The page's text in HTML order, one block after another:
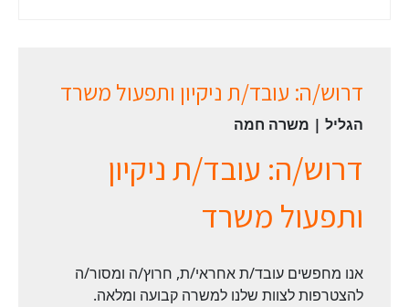
דרוש/ה: עובד/ת ניקיון ותפעול משרד
הגליל | משרה חמה
דרוש/ה: עובד/ת ניקיון
ותפעול משרד
אנו מחפשים עובד/ת אחראי/ת, חרוץ/ה ומסור/ה
להצטרפות לצוות שלנו למשרה קבועה ומלאה.